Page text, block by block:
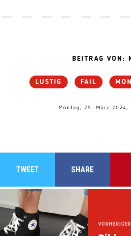
BEITRAG VON:
LUSTIG FAIL
Montag, 25. März 2024,
TWEET SHARE